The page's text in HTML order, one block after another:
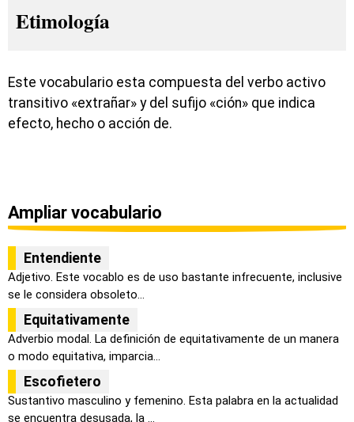
Etimología
Este vocabulario esta compuesta del verbo activo
transitivo «extrañar» y del sufijo «ción» que indica
efecto, hecho o acción de.
Ampliar vocabulario
Entendiente
Adjetivo. Este vocablo es de uso bastante infrecuente, inclusive
se le considera obsoleto...
Equitativamente
Adverbio modal. La definición de equitativamente de un manera
o modo equitativa, imparcia...
Escofietero
Sustantivo masculino y femenino. Esta palabra en la actualidad
se encuentra desusada, la ...